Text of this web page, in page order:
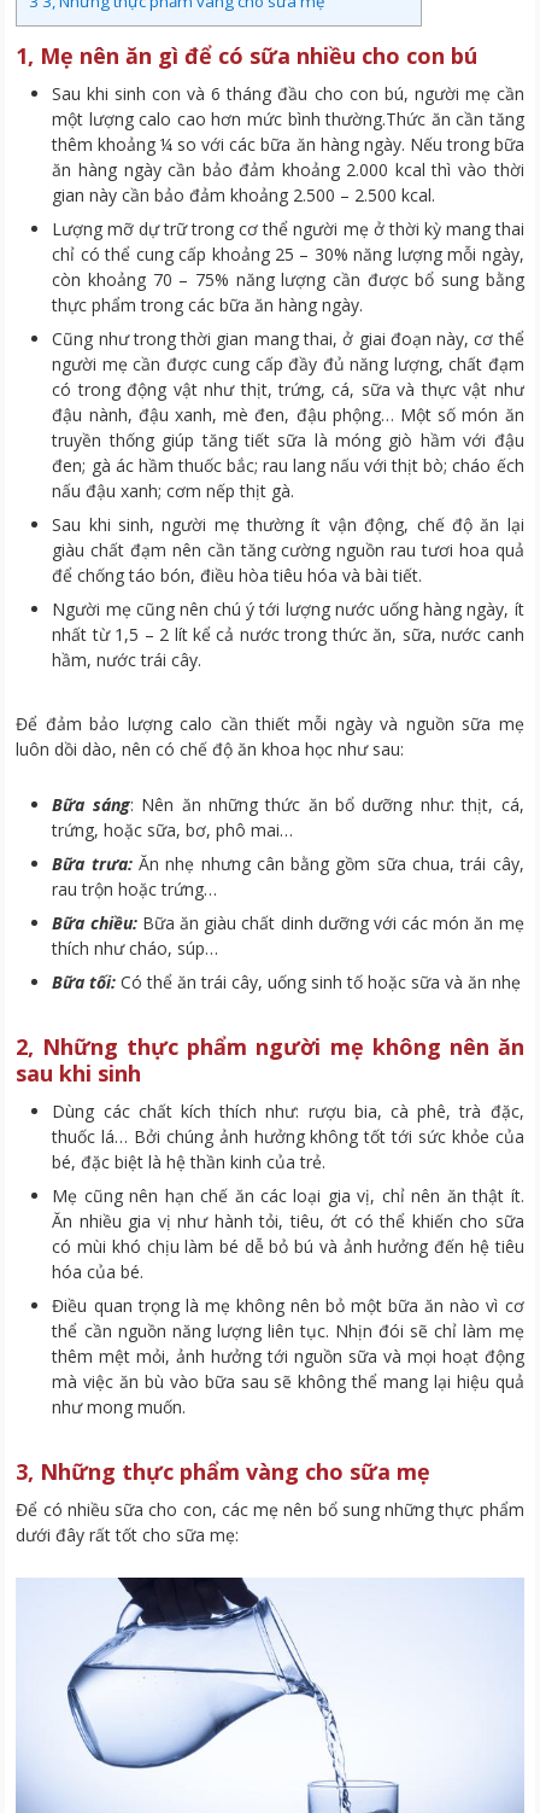
1, Mẹ nên ăn gì để có sữa nhiều cho con bú
Sau khi sinh con và 6 tháng đầu cho con bú, người mẹ cần
một lượng calo cao hơn mức bình thường.Thức ăn cần tăng
thêm khoảng ¼ so với các bữa ăn hàng ngày. Nếu trong bữa
ăn hàng ngày cần bảo đảm khoảng 2.000 kcal thì vào thời
gian này cần bảo đảm khoảng 2.500 – 2.500 kcal.
Lượng mỡ dự trữ trong cơ thể người mẹ ở thời kỳ mang thai
chỉ có thể cung cấp khoảng 25 – 30% năng lượng mỗi ngày,
còn khoảng 70 – 75% năng lượng cần được bổ sung bằng
thực phẩm trong các bữa ăn hàng ngày.
Cũng như trong thời gian mang thai, ở giai đoạn này, cơ thể
người mẹ cần được cung cấp đầy đủ năng lượng, chất đạm
có trong động vật như thịt, trứng, cá, sữa và thực vật như
đậu nành, đậu xanh, mè đen, đậu phộng… Một số món ăn
truyền thống giúp tăng tiết sữa là móng giò hầm với đậu
đen; gà ác hầm thuốc bắc; rau lang nấu với thịt bò; cháo ếch
nấu đậu xanh; cơm nếp thịt gà.
Sau khi sinh, người mẹ thường ít vận động, chế độ ăn lại
giàu chất đạm nên cần tăng cường nguồn rau tươi hoa quả
để chống táo bón, điều hòa tiêu hóa và bài tiết.
Người mẹ cũng nên chú ý tới lượng nước uống hàng ngày, ít
nhất từ 1,5 – 2 lít kể cả nước trong thức ăn, sữa, nước canh
hầm, nước trái cây.
Để đảm bảo lượng calo cần thiết mỗi ngày và nguồn sữa mẹ
luôn dồi dào, nên có chế độ ăn khoa học như sau:
Bữa sáng: Nên ăn những thức ăn bổ dưỡng như: thịt, cá,
trứng, hoặc sữa, bơ, phô mai…
Bữa trưa:Ăn nhẹ nhưng cân bằng gồm sữa chua, trái cây,
rau trộn hoặc trứng…
Bữa chiều:Bữa ăn giàu chất dinh dưỡng với các món ăn mẹ
thích như cháo, súp…
Bữa tối: Có thể ăn trái cây, uống sinh tố hoặc sữa và ăn nhẹ
2, Những thực phẩm người mẹ không nên ăn
sau khi sinh
Dùng các chất kích thích như: rượu bia, cà phê, trà đặc,
thuốc lá… Bởi chúng ảnh hưởng không tốt tới sức khỏe của
bé, đặc biệt là hệ thần kinh của trẻ.
Mẹ cũng nên hạn chế ăn các loại gia vị, chỉ nên ăn thật ít.
Ăn nhiều gia vị như hành tỏi, tiêu, ớt có thể khiến cho sữa
có mùi khó chịu làm bé dễ bỏ bú và ảnh hưởng đến hệ tiêu
hóa của bé.
Điều quan trọng là mẹ không nên bỏ một bữa ăn nào vì cơ
thể cần nguồn năng lượng liên tục. Nhịn đói sẽ chỉ làm mẹ
thêm mệt mỏi, ảnh hưởng tới nguồn sữa và mọi hoạt động
mà việc ăn bù vào bữa sau sẽ không thể mang lại hiệu quả
như mong muốn.
3, Những thực phẩm vàng cho sữa mẹ
Để có nhiều sữa cho con, các mẹ nên bổ sung những thực phẩm
dưới đây rất tốt cho sữa mẹ: